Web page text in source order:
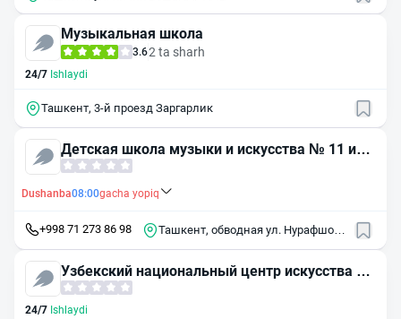
Музыкальная школа
3.62 ta sharh
24/7 Ishlaydi
Ташкент, 3-й проезд Заргарлик
Детская школа музыки и искусства № 11 им.
Мухтара Ашрафи
Dushanba08:00gacha yopiq
+998 71 273 86 98
Ташкент, обводная ул. Нурафшон,
Узбекский национальный центр искусства М
аком
24/7 Ishlaydi